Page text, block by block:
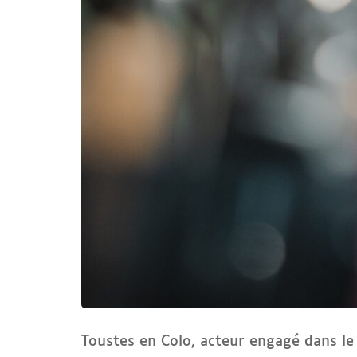
Toustes en Colo, acteur engagé dans